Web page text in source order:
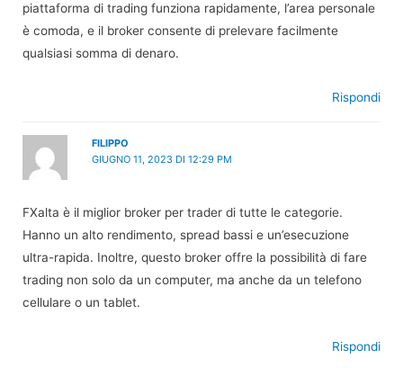
piattaforma di trading funziona rapidamente, l’area personale
è comoda, e il broker consente di prelevare facilmente
qualsiasi somma di denaro.
Rispondi
FILIPPO
GIUGNO 11, 2023 DI 12:29 PM
FXalta è il miglior broker per trader di tutte le categorie.
Hanno un alto rendimento, spread bassi e un’esecuzione
ultra-rapida. Inoltre, questo broker offre la possibilità di fare
trading non solo da un computer, ma anche da un telefono
cellulare o un tablet.
Rispondi